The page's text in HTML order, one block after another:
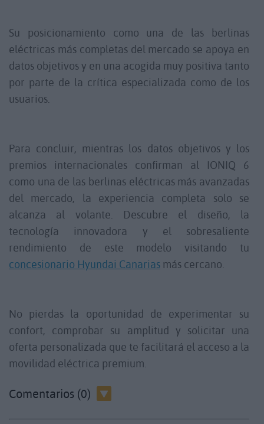
Su posicionamiento como una de las berlinas
eléctricas más completas del mercado se apoya en
datos objetivos y en una acogida muy positiva tanto
por parte de la crítica especializada como de los
usuarios.
Para concluir, mientras los datos objetivos y los
premios internacionales confirman al IONIQ 6
como una de las berlinas eléctricas más avanzadas
del mercado, la experiencia completa solo se
alcanza al volante. Descubre el diseño, la
tecnología innovadora y el sobresaliente
rendimiento de este modelo visitando tu
concesionario Hyundai Canarias más cercano.
No pierdas la oportunidad de experimentar su
confort, comprobar su amplitud y solicitar una
oferta personalizada que te facilitará el acceso a la
movilidad eléctrica premium.
Comentarios (0)